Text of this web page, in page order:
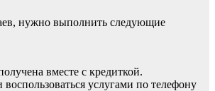
нужно выполнить следующие
вместе с кредиткой.
услугами по телефону